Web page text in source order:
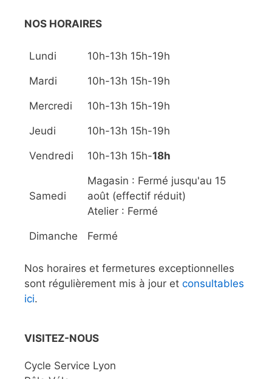
NOS HORAIRES
Lundi 10h-13h 15h-19h
Mardi 10h-13h 15h-19h
Mercredi 10h-13h 15h-19h
Jeudi 10h-13h 15h-19h
Vendredi 10h-13h 15h-18h
Samedi
Magasin : Fermé jusqu'au 15
août (effectif réduit)
Atelier : Fermé
Dimanche Fermé
Nos horaires et fermetures exceptionnelles
sont régulièrement mis à jour et consultables
ici.
VISITEZ-NOUS
Cycle Service Lyon